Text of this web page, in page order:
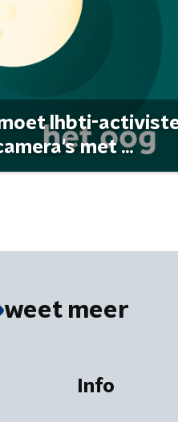
lhbti-
met ...
weet meer
Info